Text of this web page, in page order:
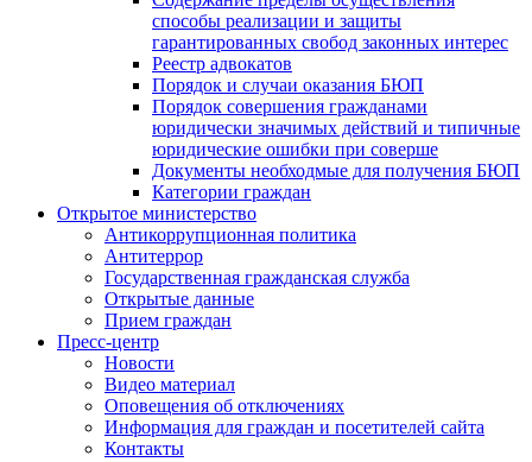
способы реализации и защиты
гарантированных свобод законных интерес
Реестр адвокатов
Порядок и случаи оказания БЮП
Порядок совершения гражданами
юридически значимых действий и типичные
юридические ошибки при соверше
Документы необходмые для получения БЮП
Категории граждан
Открытое министерство
Антикоррупционная политика
Антитеррор
Государственная гражданская служба
Открытые данные
Прием граждан
Пресс-центр
Новости
Видео материал
Оповещения об отключениях
Информация для граждан и посетителей сайта
Контакты